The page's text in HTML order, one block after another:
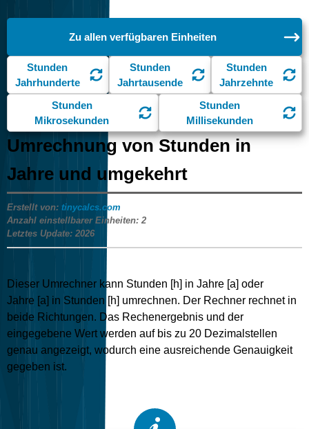
Umrechnung von Stunden in
Jahre und umgekehrt
Erstellt von: tinycalcs.com
Anzahl einstellbarer Einheiten: 2
Letztes Update: 2026
Dieser Umrechner kann Stunden [h] in Jahre [a] oder
Jahre [a] in Stunden [h] umrechnen. Der Rechner rechnet in
beide Richtungen. Das Rechenergebnis und der
eingegebene Wert werden auf bis zu 20 Dezimalstellen
genau angezeigt, wodurch eine ausreichende Genauigkeit
gegeben ist.
Zu allen verfügbaren Einheiten
Stunden
Jahrhunderte
Stunden
Jahrtausende
Stunden
Jahrzehnte
Stunden
Mikrosekunden
Stunden
Millisekunden